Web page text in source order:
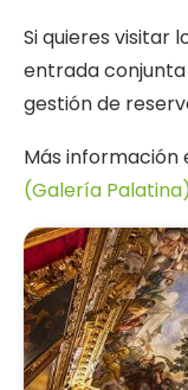
Si quieres visitar
entrada
gestión de
Más información
(Galería